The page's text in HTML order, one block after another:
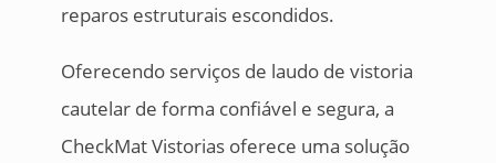
reparos estruturais escondidos.
Oferecendo serviços de laudo de vistoria
cautelar de forma confiável e segura, a
CheckMat Vistorias oferece uma solução